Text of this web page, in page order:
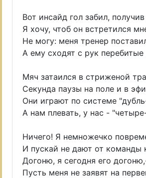
Вот инсайд гол забил,
Я хочу, чтоб он встретился
Не могу: меня тренер
А ему сходят с рук перебитые
Мяч затаился в стриженой
Секунда паузы на поле и в
Они играют по системе
А нам плевать, у нас -
Ничего! Я немножечко
И пускай не дают от команды
Догоню, я сегодня его
Пусть меня не заявят на